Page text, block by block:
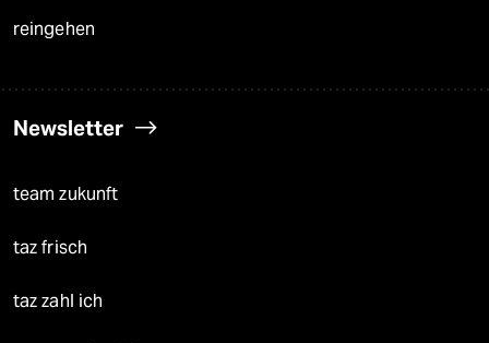
reingehen
Newsletter
team zukunft
taz frisch
taz zahl ich